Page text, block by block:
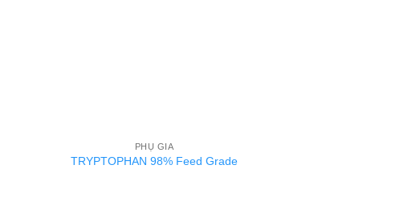
PHỤ GIA
TRYPTOPHAN 98% Feed Grade